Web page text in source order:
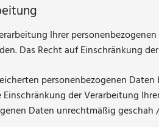
Ihrer
Das Recht auf Einschränkung
personenbezogenen
der Verarbeitung
Daten unrechtmäßig